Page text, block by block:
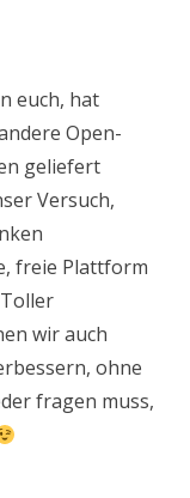
euch, hat
Open-
geliefert
Versuch,
freie Plattform
wir auch
ohne
fragen muss,